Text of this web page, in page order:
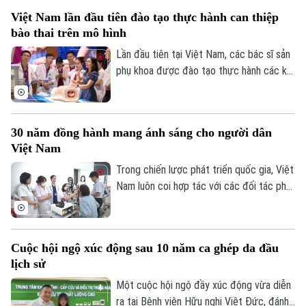
Golf
Sao
Điện ảnh
Thời trang
đồng không chủ động thực hiện các biện
pháp phòng, chống.
Việt Nam lần đầu tiên đào tạo thực hành can thiệp
bào thai trên mô hình
Lần đầu tiên tại Việt Nam, các bác sĩ sản
phụ khoa được đào tạo thực hành các kỹ
thế giới. Hoạt động diễn ra trong khuôn
2026.
30 năm đồng hành mang ánh sáng cho người dân
Việt Nam
Trong chiến lược phát triển quốc gia, Việt
Nam luôn coi hợp tác với các đối tác phát
sức khỏe công bằng, bền vững. Trong lĩnh
lòa, Orbis - tổ chức phi chính phủ quốc tế
- đã đồng hành với ngành mắt Việt Nam
Cuộc hội ngộ xúc động sau 10 năm ca ghép da đầu
lịch sử
Một cuộc hội ngộ đầy xúc động vừa diễn
ra tại Bệnh viện Hữu nghị Việt Đức, đánh